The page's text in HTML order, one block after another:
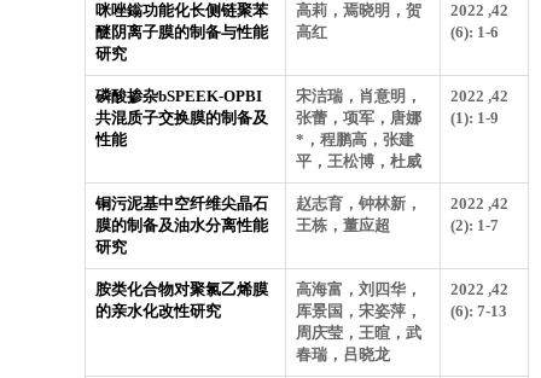
咪唑鎓功能化长侧链聚苯
醚阴离子膜的制备与性能
研究
高莉，焉晓明，贺
高红
2022 ,42
(6): 1-6
磷酸掺杂bSPEEK-OPBI
共混质子交换膜的制备及
性能
宋洁瑞，肖意明，
张蕾，项军，唐娜
*，程鹏高，张建
平，王松博，杜威
2022 ,42
(1): 1-9
铜污泥基中空纤维尖晶石
膜的制备及油水分离性能
研究
赵志育，钟林新，
王栋，董应超
2022 ,42
(2): 1-7
胺类化合物对聚氯乙烯膜
的亲水化改性研究
高海富，刘四华，
厍景国，宋姿萍，
周庆莹，王暄，武
春瑞，吕晓龙
2022 ,42
(6): 7-13